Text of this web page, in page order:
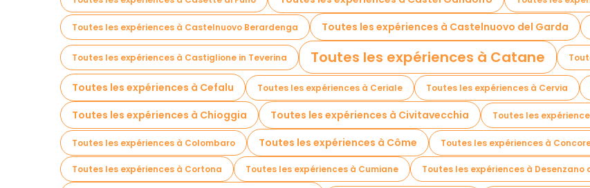
Toutes les expériences à Castelnuovo Berardenga Toutes les expériences à Castelnuovo del Garda
Toutes les expériences à Castiglione in Teverina Toutes les expériences à Catane
Toutes les expériences à Cefalu Toutes les expériences à Ceriale Toutes les expériences à Cervia
Toutes les expériences à Chioggia Toutes les expériences à Civitavecchia Toutes les
Toutes les expériences à Colombaro Toutes les expériences à Côme Toutes les expériences à
Toutes les expériences à Cortona Toutes les expériences à Cumiane Toutes les expériences à Desenzano